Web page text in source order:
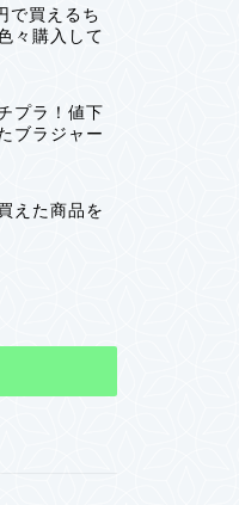
で買えるち
々購入して
プラ！値下
ブラジャー
えた商品を